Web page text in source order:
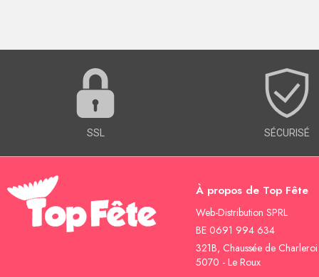
SSL SÉCURISÉ
À propos de Top Fête
Web-Distribution SPRL
BE 0691 994 634
321B, Chaussée de Charleroi
5070 - Le Roux